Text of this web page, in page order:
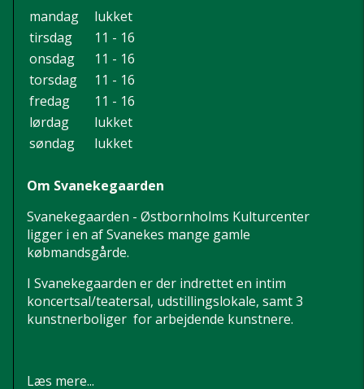
mandag
lukket
tirsdag
11 - 16
onsdag
11 - 16
torsdag
11 - 16
fredag
11 - 16
lørdag
lukket
søndag
lukket
Om Svanekegaarden
Svanekegaarden - Østbornholms Kulturcenter
ligger i en af Svanekes mange gamle
købmandsgårde.
I Svanekegaarden er der indrettet en intim
koncertsal/teatersal, udstillingslokale, samt 3
kunstnerboliger for arbejdende kunstnere.
Læs mere...